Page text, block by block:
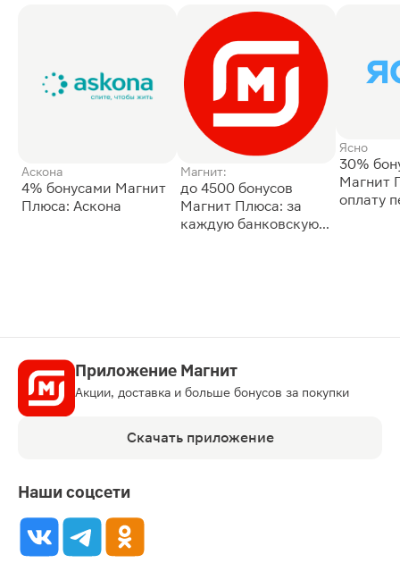
Аскона
4% бонусами Магнит
Плюса: Аскона
Магнит:
до 4500 бонусов
Магнит Плюса: за
каждую банковскую
Ясно
30%
Магнит
оплату
Приложение Магнит
Акции, доставка и больше бонусов за покупки
Скачать приложение
Наши соцсети